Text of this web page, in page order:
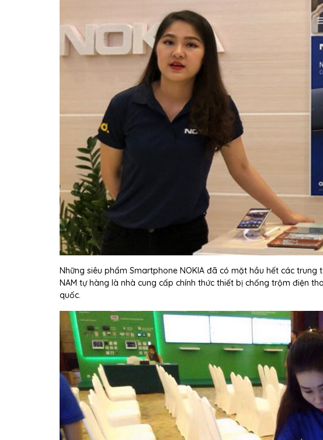
Những siêu phẩm Smartphone NOKIA đã có mặt hầu hết các trung
NAM tự hàng là nhà cung cấp chính thức thiết bị chống trộm điện
quốc.